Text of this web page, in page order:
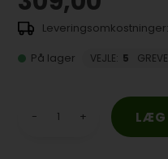
På lager
VEJLE: 5 GREVE
- +